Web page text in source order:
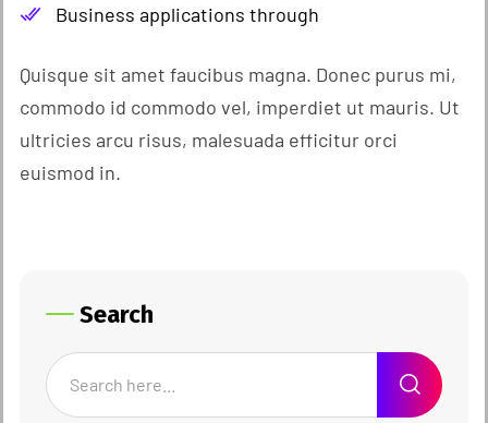
Business applications through
Quisque sit amet faucibus magna. Donec purus mi,
commodo id commodo vel, imperdiet ut mauris. Ut
ultricies arcu risus, malesuada efficitur orci
euismod in.
Search